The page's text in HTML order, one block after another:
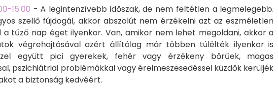
15.00 - A legintenzívebb időszak, de nem feltétlen a legmelegebb.
szellő fújdogál, akkor abszolút nem érzékelni azt az eszméletlen
a tűző nap éget ilyenkor. Van, amikor nem lehet megoldani, akkor a
végrehajtásával azért állítólag már többen túlélték ilyenkor is
együtt pici gyerekek, fehér vagy érzékeny bőrűek, magas
pszichiátriai problémákkal vagy érelmeszesedéssel küzdők kerüljék
a biztonság kedvéért.